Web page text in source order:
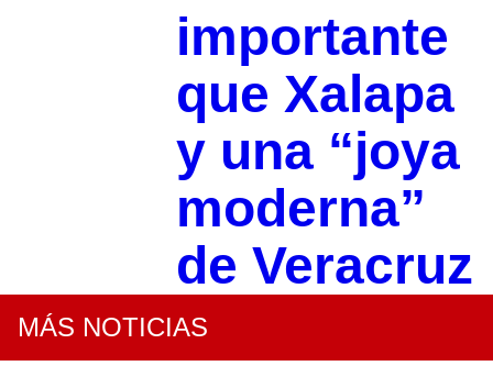
importante
que Xalapa
y una “joya
moderna”
de Veracruz
MÁS NOTICIAS